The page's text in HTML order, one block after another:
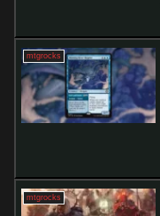
mtgrocks
mtgrocks